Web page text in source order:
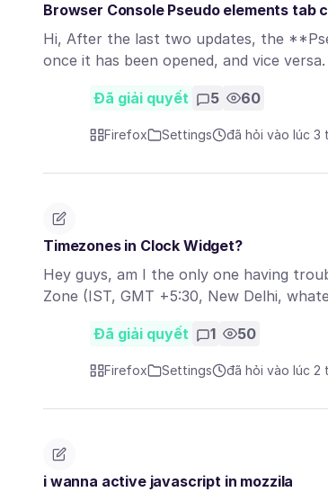
Browser Console Pseudo elements tab
Hi, After the last two updates, the
once it has been opened, and vice
Đã giải quyết 5 60
Firefox Settings đã hỏi vào lúc 3
Timezones in Clock Widget?
Hey guys, am I the only one having
Zone (IST, GMT +5:30, New Delhi,
Đã giải quyết 1 50
Firefox Settings đã hỏi vào lúc 2
i wanna active javascript in mozzila